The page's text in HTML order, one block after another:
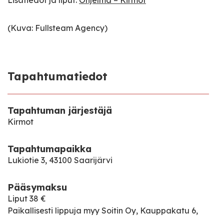
(Kuva: Fullsteam Agency)
Tapahtumatiedot
Tapahtuman järjestäjä
Kirmot
Tapahtumapaikka
Lukiotie 3, 43100 Saarijärvi
Pääsymaksu
Liput 38 €
Paikallisesti lippuja myy Soitin Oy, Kauppakatu 6,